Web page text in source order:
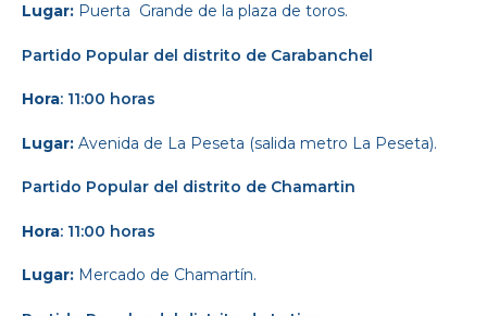
Lugar: Puerta Grande de la plaza de toros.
Partido Popular del distrito de Carabanchel
Hora: 11:00 horas
Lugar: Avenida de La Peseta (salida metro La Peseta).
Partido Popular del distrito de Chamartin
Hora: 11:00 horas
Lugar: Mercado de Chamartín.